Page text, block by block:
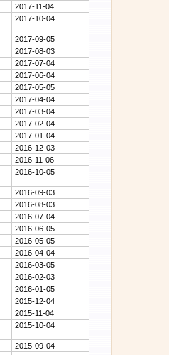
2017-11-04
2017-10-04
2017-09-05
2017-08-03
2017-07-04
2017-06-04
2017-05-05
2017-04-04
2017-03-04
2017-02-04
2017-01-04
2016-12-03
2016-11-06
2016-10-05
2016-09-03
2016-08-03
2016-07-04
2016-06-05
2016-05-05
2016-04-04
2016-03-05
2016-02-03
2016-01-05
2015-12-04
2015-11-04
2015-10-04
2015-09-04